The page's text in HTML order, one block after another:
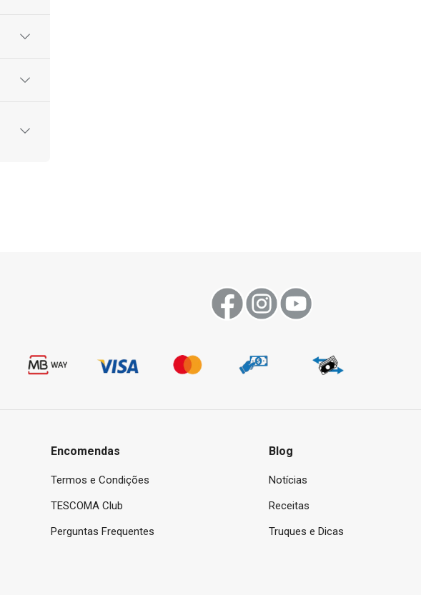
Encomendas
Termos e Condições
TESCOMA Club
Perguntas Frequentes
Blog
Notícias
Receitas
Truques e Dicas